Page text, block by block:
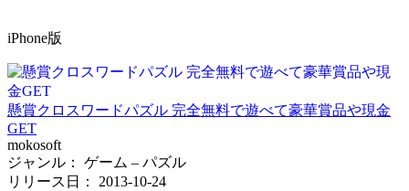
iPhone版
懸賞クロスワードパズル 完全無料で遊べて豪華賞品や現金
GET
mokosoft
ジャンル： ゲーム – パズル
リリース日： 2013-10-24